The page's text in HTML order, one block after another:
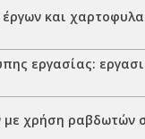
και
εργασίας:
χρήση ραβδωτών